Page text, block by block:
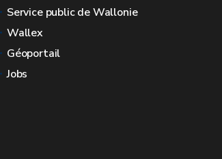
Service public de Wallonie
Wallex
Géoportail
Jobs